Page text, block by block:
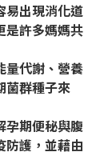
易出現消化道
是許多媽媽共
量代謝、營養
菌群種子來
孕期便秘與腹
防護，並藉由